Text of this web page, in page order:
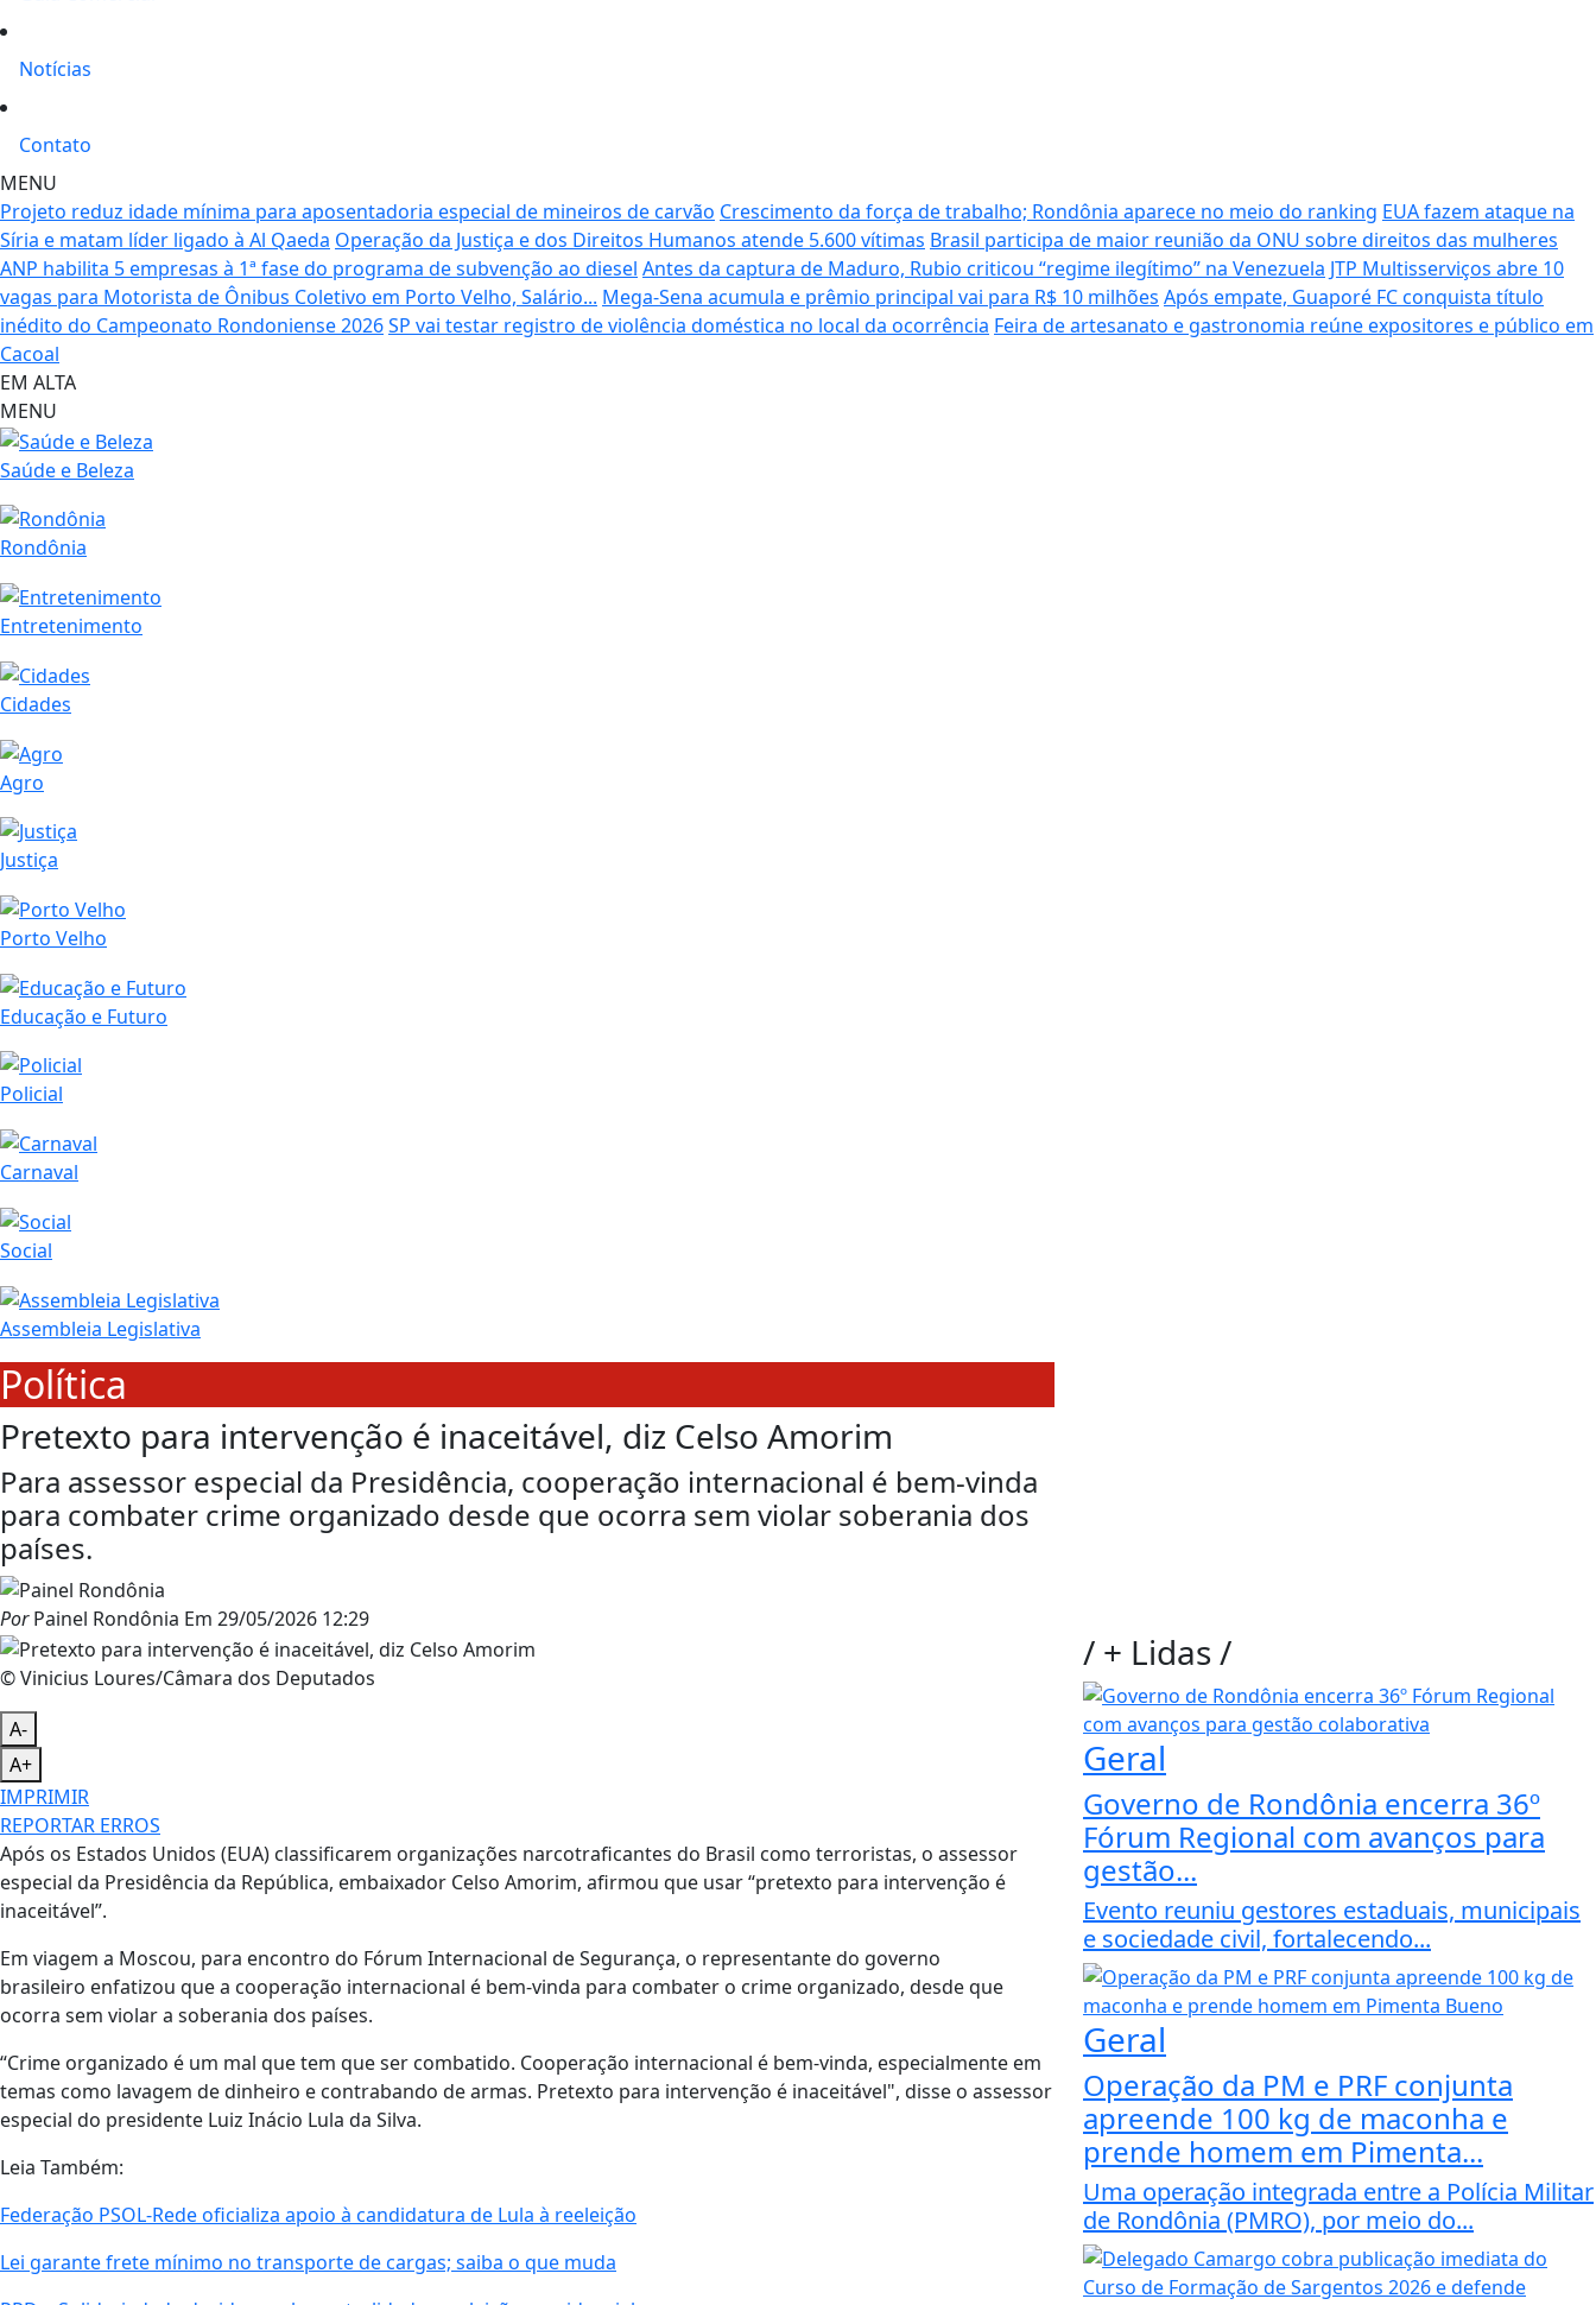
Notícias
Contato
MENU
Projeto reduz idade mínima para aposentadoria especial de mineiros de carvão Crescimento da força de trabalho; Rondônia aparece no meio do ranking EUA fazem ataque na
Síria e matam líder ligado à Al Qaeda Operação da Justiça e dos Direitos Humanos atende 5.600 vítimas Brasil participa de maior reunião da ONU sobre direitos das mulheres
ANP habilita 5 empresas à 1ª fase do programa de subvenção ao diesel Antes da captura de Maduro, Rubio criticou “regime ilegítimo” na Venezuela JTP Multisserviços abre 10
vagas para Motorista de Ônibus Coletivo em Porto Velho, Salário... Mega-Sena acumula e prêmio principal vai para R$ 10 milhões Após empate, Guaporé FC conquista título
inédito do Campeonato Rondoniense 2026SP vai testar registro de violência doméstica no local da ocorrência Feira de artesanato e gastronomia reúne expositores e público em
Cacoal
EM ALTA
MENU
Saúde e Beleza
Rondônia
Entretenimento
Cidades
Agro
Justiça
Porto Velho
Educação e Futuro
Policial
Carnaval
Social
Assembleia Legislativa
Política
Pretexto para intervenção é inaceitável, diz Celso Amorim
Para assessor especial da Presidência, cooperação internacional é bem-vinda
para combater crime organizado desde que ocorra sem violar soberania dos
países.
PorPainel Rondônia Em 29/05/2026 12:29
© Vinicius Loures/Câmara dos Deputados
A-
A+
IMPRIMIR
REPORTAR ERROS
Após os Estados Unidos (EUA) classificarem organizações narcotraficantes do Brasil como terroristas, o assessor
especial da Presidência da República, embaixador Celso Amorim, afirmou que usar “pretexto para intervenção é
inaceitável”.
Em viagem a Moscou, para encontro do Fórum Internacional de Segurança, o representante do governo
brasileiro enfatizou que a cooperação internacional é bem-vinda para combater o crime organizado, desde que
ocorra sem violar a soberania dos países.
“Crime organizado é um mal que tem que ser combatido. Cooperação internacional é bem-vinda, especialmente em
temas como lavagem de dinheiro e contrabando de armas. Pretexto para intervenção é inaceitável", disse o assessor
especial do presidente Luiz Inácio Lula da Silva.
Leia Também:
Federação PSOL-Rede oficializa apoio à candidatura de Lula à reeleição
Lei garante frete mínimo no transporte de cargas; saiba o que muda
/ + Lidas/
Geral
Governo de Rondônia encerra 36º
Fórum Regional com avanços para
gestão...
Evento reuniu gestores estaduais, municipais
e sociedade civil, fortalecendo...
Geral
Operação da PM e PRF conjunta
apreende 100 kg de maconha e
prende homem em Pimenta...
Uma operação integrada entre a Polícia Militar
de Rondônia (PMRO), por meio do...